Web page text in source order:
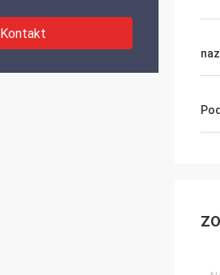
Kontakt